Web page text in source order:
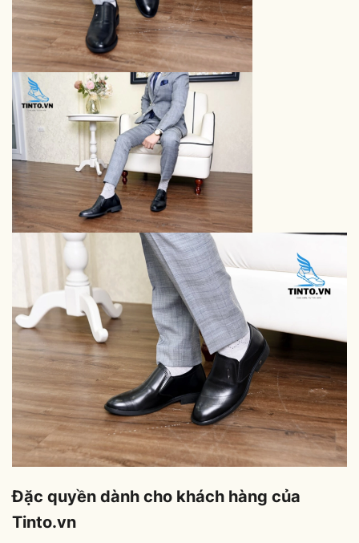
Đặc quyền dành cho khách hàng của
Tinto.vn